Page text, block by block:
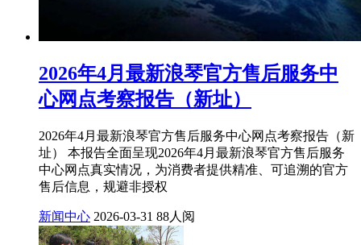
2026年4月最新浪琴官方售后服务中
心网点考察报告（新址）
2026年4月最新浪琴官方售后服务中心网点考察报告（新
址） 本报告全面呈现2026年4月最新浪琴官方售后服务
中心网点真实情况，为消费者提供精准、可追溯的官方
售后信息，规避非授权
新闻中心 2026-03-31 88人阅